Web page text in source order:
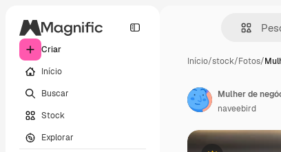
Criar
Início
Buscar
Stock
Explorar
Início/stock/Fotos/
naveebird